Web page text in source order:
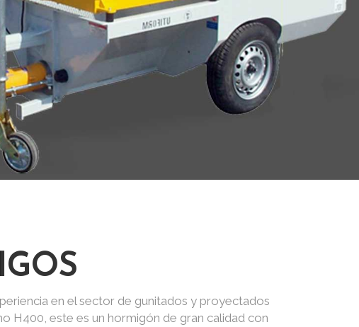
en el sector de gunitados y proyectados
H400, este es un hormigón de gran calidad con